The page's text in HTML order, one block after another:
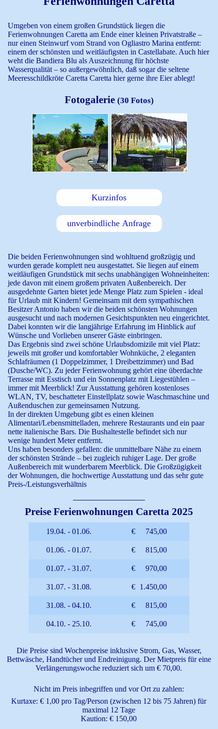
Umgeben von einem großen Grundstück liegen die
Ferienwohnungen Caretta am Ende einer kleinen Privatstraße –
nur einen Steinwurf vom Strand von Ogliastro Marina entfernt:
einem der schönsten und weitläufigsten in Castellabate. Auch hier
weht die Bandiera Blu als Auszeichnung für höchste
Wasserqualität – so außergewöhnlich, daß sogar die seltene
Meeresschildkröte Caretta Caretta hier gerne ihre Eier ablegt!
Fotogalerie (30 Fotos)
Kurzinfos
unverbindliche Anfrage
Datenschutzrechtliche Einwilligungserklärung✲
Ihre Anfrage wird verschlüsselt per https an azzurro-
reisen geschickt. Mit Ihrer Zustimmung erklären Sie
sich einverstanden, dass wir Ihre Angaben zur
speichern dürfen. Diese Einwilligung können Sie
Hier finden Sie unsereDatenschutzerklärung.
Die beiden Ferienwohnungen sind wohltuend großzügig und
wurden gerade komplett neu ausgestattet. Sie liegen auf einem
weitläufigen Grundstück mit sechs unabhängigen Wohneinheiten:
jede davon mit einem großem privaten Außenbereich. Der
ausgedehnte Garten bietet jede Menge Platz zum Spielen - ideal
für Urlaub mit Kindern! Gemeinsam mit dem sympathischen
Besitzer Antonio haben wir die beiden schönsten Wohnungen
ausgesucht und nach modernen Gesichtspunkten neu eingerichtet.
Dabei konnten wir die langjährige Erfahrung im Hinblick auf
Wünsche und Vorlieben unserer Gäste einbringen.
Das Ergebnis sind zwei schöne Urlaubsdomizile mit viel Platz:
jeweils mit großer und komfortabler Wohnküche, 2 eleganten
Schlafräumen (1 Doppelzimmer, 1 Dreibettzimmer) und Bad
(Dusche/WC). Zu jeder Ferienwohnung gehört eine überdachte
Terrasse mit Esstisch und ein Sonnenplatz mit Liegestühlen –
immer mit Meerblick! Zur Ausstattung gehören kostenloses
WLAN, TV, beschatteter Einstellplatz sowie Waschmaschine und
Außenduschen zur gemeinsamen Nutzung.
In der direkten Umgebung gibt es einen kleinen
Alimentari/Lebensmittelladen, mehrere Restaurants und ein paar
nette italienische Bars. Die Bushaltestelle befindet sich nur
wenige hundert Meter entfernt.
Uns haben besonders gefallen: die unmittelbare Nähe zu einem
der schönsten Strände – bei zugleich ruhiger Lage. Der große
Außenbereich mit wunderbarem Meerblick. Die Großzügigkeit
der Wohnungen, die hochwertige Ausstattung und das sehr gute
Preis-/Leistungsverhältnis
Preise Ferienwohnungen Caretta 2025
19.04. - 01.06.
01.06. - 01.07.
01.07. - 31.07.
31.07. - 31.08.
31.08. - 04.10.
04.10. - 25.10.
€ 745,00
€ 815,00
€ 970,00
€ 1.450,00
€ 815,00
€ 745,00
Die Preise sind Wochenpreise inklusive Strom, Gas, Wasser,
Bettwäsche, Handtücher und Endreinigung. Der Mietpreis für eine
Verlängerungswoche reduziert sich um € 70,00.
Nicht im Preis inbegriffen und vor Ort zu zahlen:
Kurtaxe: € 1,00 pro Tag/Person (zwischen 12 bis 75 Jahren) für
maximal 12 Tage
Kaution: € 150,00